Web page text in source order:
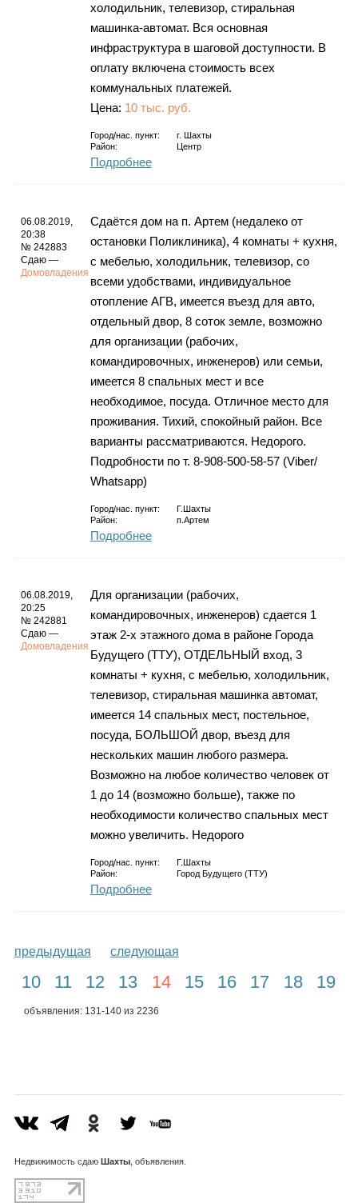
холодильник, телевизор, стиральная
машинка-автомат. Вся основная
инфраструктура в шаговой доступности. В
оплату включена стоимость всех
коммунальных платежей.
Цена: 10 тыс. руб.
Город/нас. пункт: г.
Шахты
Район:
Центр
Подробнее
06.08.2019,
20:38
№ 242883
Сдаю —
Домовладения
Сдаётся дом на п. Артем (недалеко от
остановки Поликлиника), 4 комнаты + кухня,
с мебелью, холодильник, телевизор, со
всеми удобствами, индивидуальное
отопление АГВ, имеется въезд для авто,
отдельный двор, 8 соток земле, возможно
для организации (рабочих,
командировочных, инженеров) или семьи,
имеется 8 спальных мест и все
необходимое, посуда. Отличное место для
проживания. Тихий, спокойный район. Все
варианты рассматриваются. Недорого.
Подробности по т. 8-908-500-58-57 (Viber/
Whatsapp)
Город/нас. пункт:
Г.Шахты
Район:
п.Артем
Подробнее
06.08.2019,
20:25
№ 242881
Сдаю —
Домовладения
Для организации (рабочих,
командировочных, инженеров) сдается 1
этаж 2-х этажного дома в районе Города
Будущего (ТТУ), ОТДЕЛЬНЫЙ вход, 3
комнаты + кухня, с мебелью, холодильник,
телевизор, стиральная машинка автомат,
имеется 14 спальных мест, постельное,
посуда, БОЛЬШОЙ двор, въезд для
нескольких машин любого размера.
Возможно на любое количество человек от
1 до 14 (возможно больше), также по
необходимости количество спальных мест
можно увеличить. Недорого
Город/нас. пункт:
Г.Шахты
Район:
Город Будущего (ТТУ)
Подробнее
предыдущая следующая
10 11 12 13 14 15 16 17 18 19
объявления: 131-140 из 2236
Недвижимость сдаю Шахты, объявления.